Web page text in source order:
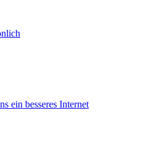
ein besseres Internet